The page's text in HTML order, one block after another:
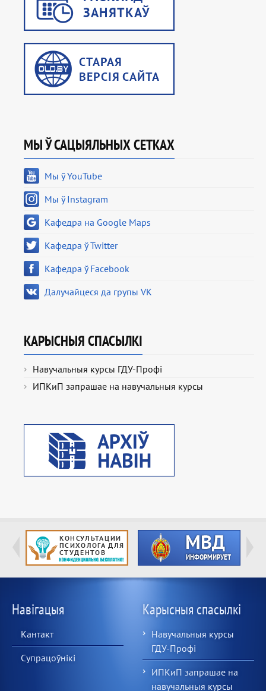
МЫ Ў САЦЫЯЛЬНЫХ СЕТКАХ
Мы ў YouTube
Мы ў Instagram
Кафедра на Google Maps
Кафедра ў Twitter
Кафедра ў Facebook
Далучайцеся да групы VK
КАРЫСНЫЯ СПАСЫЛКІ
Навучальныя курсы ГДУ-Профі
ИПКиП запрашае на навучальныя курсы
Навігацыя
Кантакт
Супрацоўнікі
Карысныя спасылкі
Навучальныя курсы
ГДУ-Профі
ИПКиП запрашае на
навучальныя курсы